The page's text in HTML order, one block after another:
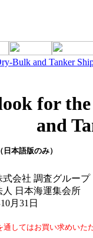
Bulk and Tanker
for
（日本語版のみ）
会社 調査グループ
日本海運集会所
月31日
してはお買い求めいた